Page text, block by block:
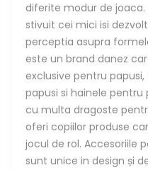
diferite modur de joaca.
stivuit cei mici isi
perceptia asupra
este un brand danez
exclusive pentru
papusi si hainele
cu multa dragoste
oferi copiilor produse
jocul de rol. Accesoriile
sunt unice in design și